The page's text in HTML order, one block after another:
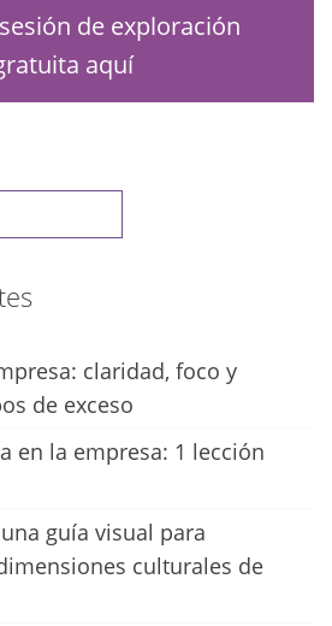
de exploración
aquí
claridad, foco y
de exceso
en la empresa: 1 lección
guía visual para
culturales de